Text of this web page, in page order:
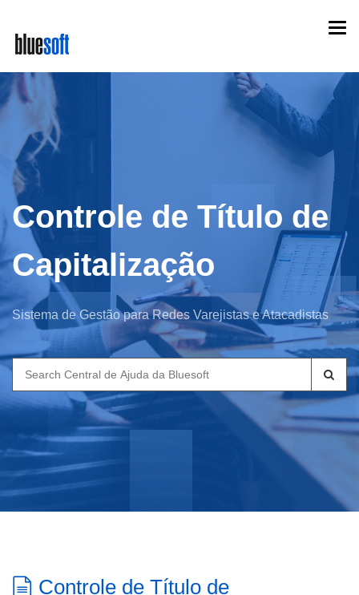
main
content
Controle de Título de
Capitalização
Sistema de Gestão para Redes Varejistas e Atacadistas
Search
for:
Controle de Título de